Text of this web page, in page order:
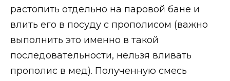
растопить отдельно на паровой бане и
влить его в посуду с прополисом (важно
выполнить это именно в такой
последовательности, нельзя вливать
прополис в мед). Полученную смесь